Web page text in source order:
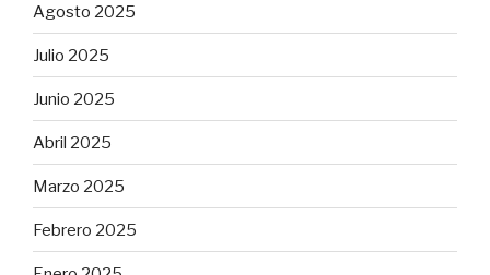
Agosto 2025
Julio 2025
Junio 2025
Abril 2025
Marzo 2025
Febrero 2025